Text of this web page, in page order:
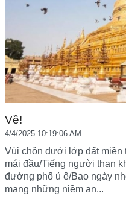
Về!
4/4/2025 10:19:06 AM
Vùi chôn dưới lớp đất miền
mái đầu/Tiếng người than
đường phố ủ ê/Bao ngày
mang những niềm an...